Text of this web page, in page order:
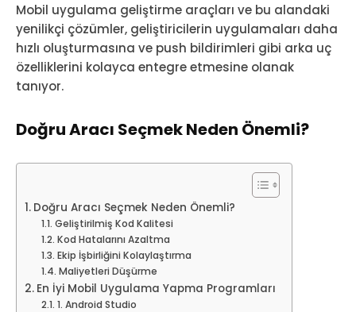
Mobil uygulama geliştirme araçları ve bu alandaki
yenilikçi çözümler, geliştiricilerin uygulamaları daha
hızlı oluşturmasına ve push bildirimleri gibi arka uç
özelliklerini kolayca entegre etmesine olanak
tanıyor.
Doğru Aracı Seçmek Neden Önemli?
Doğru Aracı Seçmek Neden Önemli?
Geliştirilmiş Kod Kalitesi
Kod Hatalarını Azaltma
Ekip İşbirliğini Kolaylaştırma
Maliyetleri Düşürme
En İyi Mobil Uygulama Yapma Programları
1. Android Studio